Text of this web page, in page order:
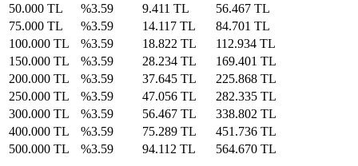
50.000 TL %3.59 9.411 TL 56.467 TL
75.000 TL %3.59 14.117 TL 84.701 TL
100.000 TL %3.59 18.822 TL 112.934 TL
150.000 TL %3.59 28.234 TL 169.401 TL
200.000 TL %3.59 37.645 TL 225.868 TL
250.000 TL %3.59 47.056 TL 282.335 TL
300.000 TL %3.59 56.467 TL 338.802 TL
400.000 TL %3.59 75.289 TL 451.736 TL
500.000 TL %3.59 94.112 TL 564.670 TL